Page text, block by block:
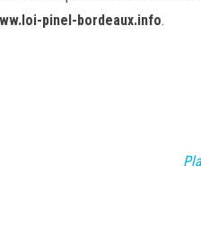
pinel-bordeaux.info.